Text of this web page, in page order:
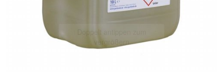
Doppelt antippen zum
vergrößern